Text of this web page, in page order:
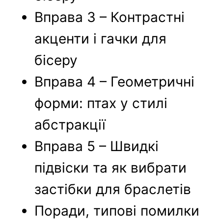
Вправа 3 – Контрастні
акценти і гачки для
бісеру
Вправа 4 – Геометричні
форми: птах у стилі
абстракції
Вправа 5 – Швидкі
підвіски та як вибрати
застібки для браслетів
Поради, типові помилки